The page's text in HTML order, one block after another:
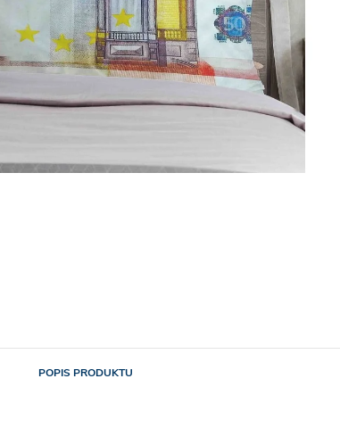
POPIS PRODUKTU